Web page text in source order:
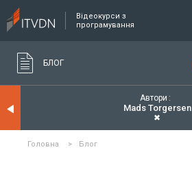
Відеокурси з
програмування
БЛОГ
Автори
Mads Torgersen
✖
Головна > Блог